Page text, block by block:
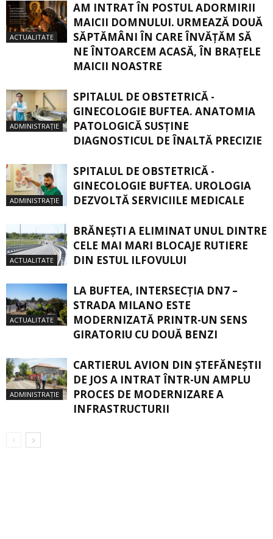
ACTUALITATE
AM INTRAT ÎN POSTUL ADORMIRII
MAICII DOMNULUI. URMEAZĂ DOUĂ
SĂPTĂMÂNI ÎN CARE ÎNVĂŢĂM SĂ
NE ÎNTOARCEM ACASĂ, ÎN BRAŢELE
MAICII NOASTRE
ADMINISTRAȚIE
SPITALUL DE OBSTETRICĂ -
GINECOLOGIE BUFTEA. ANATOMIA
PATOLOGICĂ SUSŢINE
DIAGNOSTICUL DE ÎNALTĂ PRECIZIE
ADMINISTRAȚIE
SPITALUL DE OBSTETRICĂ -
GINECOLOGIE BUFTEA. UROLOGIA
DEZVOLTĂ SERVICIILE MEDICALE
ACTUALITATE
BRĂNEȘTI A ELIMINAT UNUL DINTRE
CELE MAI MARI BLOCAJE RUTIERE
DIN ESTUL ILFOVULUI
ACTUALITATE
LA BUFTEA, INTERSECŢIA DN7 –
STRADA MILANO ESTE
MODERNIZATĂ PRINTR-UN SENS
GIRATORIU CU DOUĂ BENZI
ADMINISTRAȚIE
CARTIERUL AVION DIN ŞTEFĂNEŞTII
DE JOS A INTRAT ÎNTR-UN AMPLU
PROCES DE MODERNIZARE A
INFRASTRUCTURII